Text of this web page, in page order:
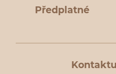
Předplatné